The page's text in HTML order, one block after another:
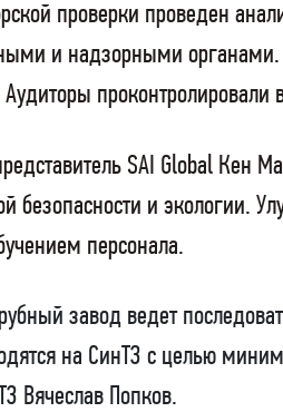
проверки проведен
и надзорными
Аудиторы
SAI Global Кен
безопасности и экологии.
персонала.
завод ведет
на СинТЗ с целью
Вячеслав Попков.